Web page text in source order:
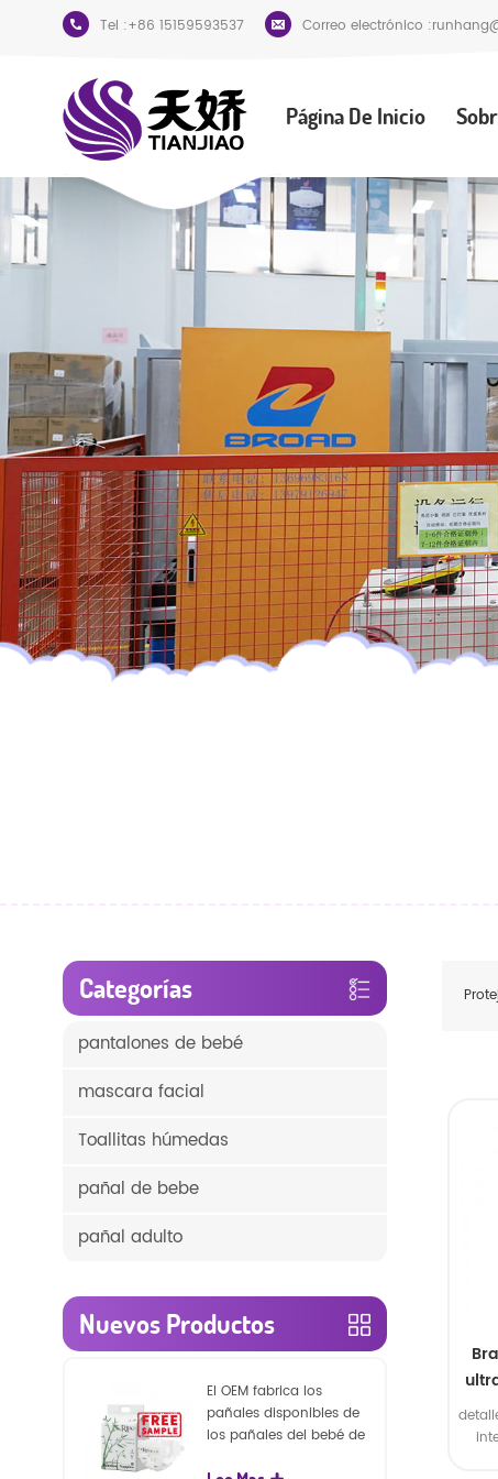
Tel :+86 15159593537 Correo electrónico :
Página De Inicio
Categorías
pantalones de bebé
mascara facial
Toallitas húmedas
pañal de bebe
pañal adulto
Nuevos Productos
El OEM fabrica los
pañales disponibles de
los pañales del bebé de